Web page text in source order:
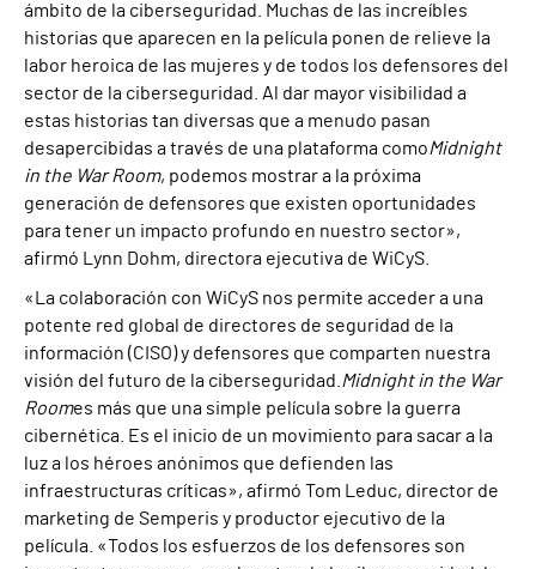
ámbito de la ciberseguridad. Muchas de las increíbles
historias que aparecen en la película ponen de relieve la
labor heroica de las mujeres y de todos los defensores del
sector de la ciberseguridad. Al dar mayor visibilidad a
estas historias tan diversas que a menudo pasan
desapercibidas a través de una plataforma comoMidnight
in the War Room, podemos mostrar a la próxima
generación de defensores que existen oportunidades
para tener un impacto profundo en nuestro sector»,
afirmó Lynn Dohm, directora ejecutiva de WiCyS.
«La colaboración con WiCyS nos permite acceder a una
potente red global de directores de seguridad de la
información (CISO) y defensores que comparten nuestra
visión del futuro de la ciberseguridad. Midnight in the War
Roomes más que una simple película sobre la guerra
cibernética. Es el inicio de un movimiento para sacar a la
luz a los héroes anónimos que defienden las
infraestructuras críticas», afirmó Tom Leduc, director de
marketing de Semperis y productor ejecutivo de la
película. «Todos los esfuerzos de los defensores son